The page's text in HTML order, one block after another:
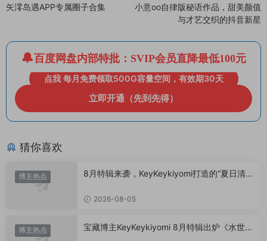
矢澪岛遇APP专属圈子合集
小意oo自律版秘语作品，甜美颜值
与才艺交织的抖音新星
百度网盘内部特批：SVIP会员直降最低100元
点我 每月免费领取500G容量空间，有效期30天
立即开通（先到先得）
猜你喜欢
博主热点
8月特辑来袭，KeyKeykiyomi打造的“夏日清凉
2026-08-05
博主热点
宝藏博主KeyKeykiyomi 8月特辑出炉《水世界